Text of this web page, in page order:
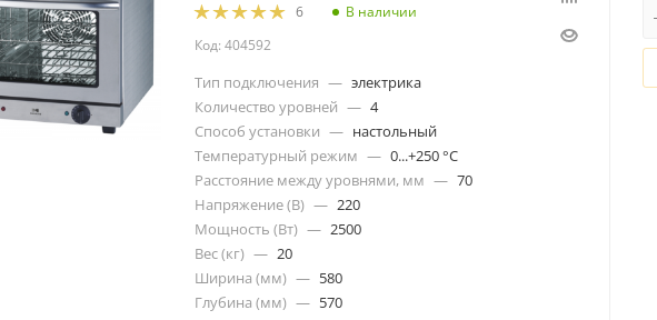
6
В наличии
Код: 404592
Тип подключения — электрика
Количество уровней — 4
Способ установки — настольный
Температурный режим — 0...+250 °C
Расстояние между уровнями, мм — 70
Напряжение (В) — 220
Мощность (Вт) — 2500
Вес (кг) — 20
Ширина (мм) — 580
Глубина (мм) — 570